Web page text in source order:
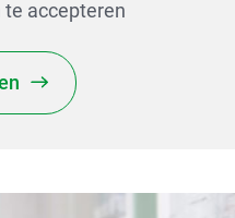
te accepteren